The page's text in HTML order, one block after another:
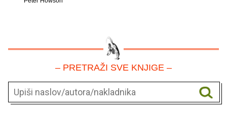
– PRETRAŽI SVE KNJIGE –